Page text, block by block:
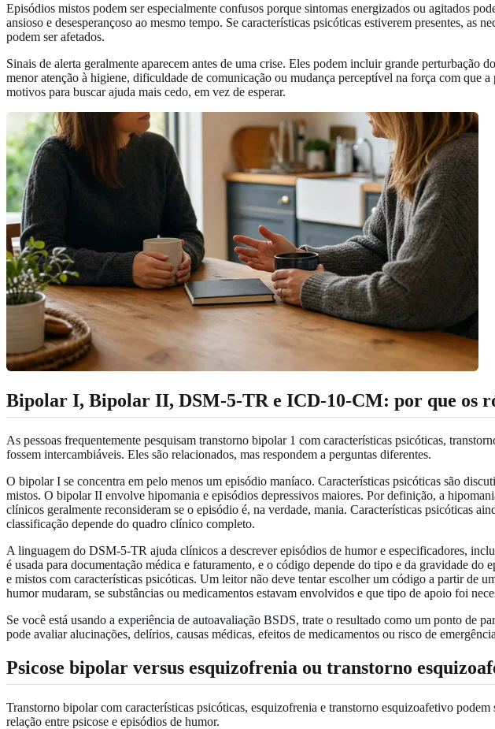
Episódios mistos podem ser especialmente confusos porque sintomas energizados ou agitados
ansioso e desesperançoso ao mesmo tempo. Se características psicóticas estiverem presentes,
podem ser afetados.
Sinais de alerta geralmente aparecem antes de uma crise. Eles podem incluir grande
menor atenção à higiene, dificuldade de comunicação ou mudança perceptível na força com que
motivos para buscar ajuda mais cedo, em vez de esperar.
Bipolar I, Bipolar II, DSM-5-TR e ICD-10-CM: por que os
As pessoas frequentemente pesquisam transtorno bipolar 1 com características psicóticas,
fossem intercambiáveis. Eles são relacionados, mas respondem a perguntas diferentes.
O bipolar I se concentra em pelo menos um episódio maníaco. Características psicóticas são
mistos. O bipolar II envolve hipomania e episódios depressivos maiores. Por definição, a
clínicos geralmente reconsideram se o episódio é, na verdade, mania. Características psicóticas
classificação depende do quadro clínico completo.
A linguagem do DSM-5-TR ajuda clínicos a descrever episódios de humor e especificadores,
é usada para documentação médica e faturamento, e o código depende do tipo e da gravidade
e mistos com características psicóticas. Um leitor não deve tentar escolher um código a partir de
humor mudaram, se substâncias ou medicamentos estavam envolvidos e que tipo de apoio foi
Se você está usando a experiência de autoavaliação BSDS, trate o resultado como um ponto de
pode avaliar alucinações, delírios, causas médicas, efeitos de medicamentos ou risco de
Psicose bipolar versus esquizofrenia ou transtorno
Transtorno bipolar com características psicóticas, esquizofrenia e transtorno esquizoafetivo
relação entre psicose e episódios de humor.